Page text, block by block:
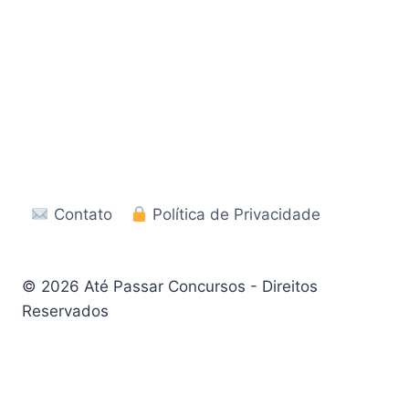
Contato Política de Privacidade
© 2026 Até Passar Concursos - Direitos
Reservados